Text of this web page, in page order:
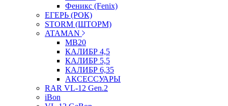
Феникс (Fenix)
ЕГЕРЬ (РОК)
STORM (ШТОРМ)
ATAMAN
МВ20
КАЛИБР 4,5
КАЛИБР 5,5
КАЛИБР 6,35
АКСЕССУАРЫ
RAR VL-12 Gen.2
iBon